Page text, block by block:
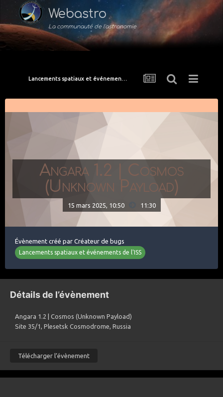
Webastro
La communauté de l'astronomie
Lancements spatiaux et événements de l'ISS
Angara 1.2 | Cosmos
(Unknown Payload)
15 mars 2025, 10:50 11:30
Évènement créé par Créateur de bugs
Lancements spatiaux et événements de l'ISS
Détails de l’évènement
Angara 1.2 | Cosmos (Unknown Payload)
Site 35/1, Plesetsk Cosmodrome, Russia
Télécharger l’évènement